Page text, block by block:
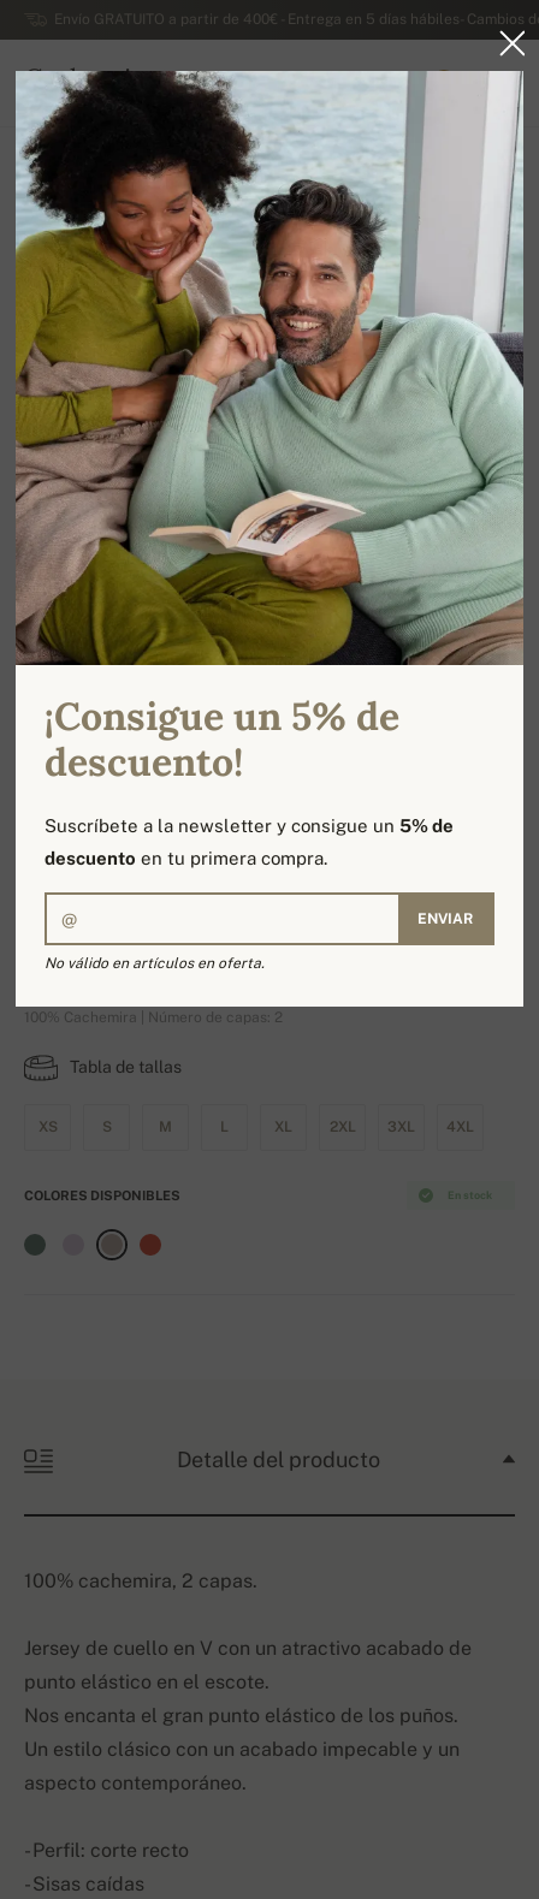
Envío GRATUITO a partir de 400€ - Entrega en 5 días hábiles- Cambios
Cachemira
ESPAÑA
Ir a la página principal
Lujosos jerseys de cachemira de dama
Jerseys de cachemira de señora cuello en V
Varsovie
100% Cachemira | Número de capas: 2
Tabla de tallas
XS S M L XL 2XL 3XL 4XL
En stock
COLORES DISPONIBLES
Detalle del producto
100% cachemira, 2 capas.
Jersey de cuello en V con un atractivo acabado de
punto elástico en el escote.
Nos encanta el gran punto elástico de los puños.
Un estilo clásico con un acabado impecable y un
aspecto contemporáneo.
- Perfil: corte recto
- Sisas caídas
¡Consigue un 5% de
descuento!
Suscríbete a la newsletter y consigue un5% de
descuento en tu primera compra.
ENVIAR
No válido en artículos en oferta.